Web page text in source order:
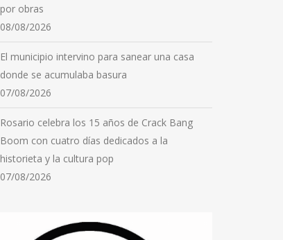
por obras
08/08/2026
El municipio intervino para sanear una casa
donde se acumulaba basura
07/08/2026
Rosario celebra los 15 años de Crack Bang
Boom con cuatro días dedicados a la
historieta y la cultura pop
07/08/2026